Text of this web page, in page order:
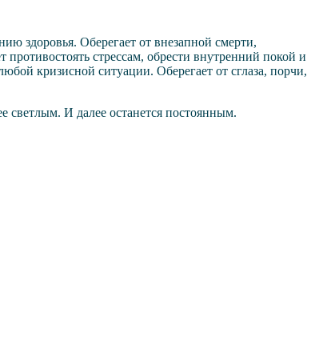
здоровья. Оберегает от внезапной смерти,
стрессам, обрести внутренний покой и
кризисной ситуации. Оберегает от сглаза, порчи,
светлым. И далее останется постоянным.